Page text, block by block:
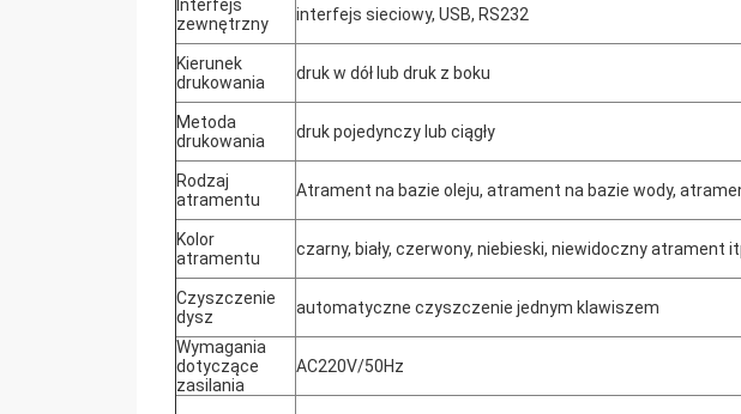
Interfejs
zewnętrzny
interfejs sieciowy, USB, RS232
Kierunek
drukowania
druk w dół lub druk z boku
Metoda
drukowania
druk pojedynczy lub ciągły
Rodzaj
atramentu
Atrament na bazie oleju, atrament na bazie wody,
Kolor
atramentu
czarny, biały, czerwony, niebieski, niewidoczny atrament
Czyszczenie
dysz
automatyczne czyszczenie jednym klawiszem
Wymagania
dotyczące
zasilania
AC220V/50Hz